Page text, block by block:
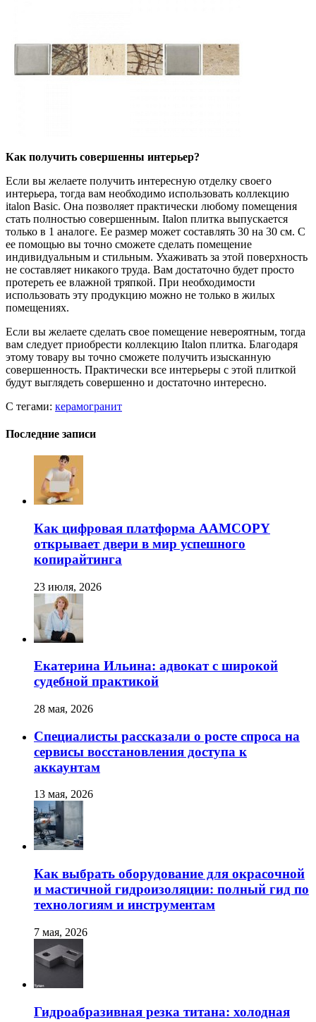
Как получить совершенны интерьер?
Если вы желаете получить интересную отделку своего
интерьера, тогда вам необходимо использовать коллекцию
italon Basic. Она позволяет практически любому помещения
стать полностью совершенным. Italon плитка выпускается
только в 1 аналоге. Ее размер может составлять 30 на 30 см. С
ее помощью вы точно сможете сделать помещение
индивидуальным и стильным. Ухаживать за этой поверхность
не составляет никакого труда. Вам достаточно будет просто
протереть ее влажной тряпкой. При необходимости
использовать эту продукцию можно не только в жилых
помещениях.
Если вы желаете сделать свое помещение невероятным, тогда
вам следует приобрести коллекцию Italon плитка. Благодаря
этому товару вы точно сможете получить изысканную
совершенность. Практически все интерьеры с этой плиткой
будут выглядеть совершенно и достаточно интересно.
С тегами: керамогранит
Последние записи
Как цифровая платформа AAMCOPY
открывает двери в мир успешного
копирайтинга
23 июля, 2026
Екатерина Ильина: адвокат с широкой
судебной практикой
28 мая, 2026
Специалисты рассказали о росте спроса на
сервисы восстановления доступа к
аккаунтам
13 мая, 2026
Как выбрать оборудование для окрасочной
и мастичной гидроизоляции: полный гид по
технологиям и инструментам
7 мая, 2026
Гидроабразивная резка титана: холодная